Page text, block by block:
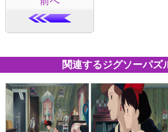
関連するジグソーパズ